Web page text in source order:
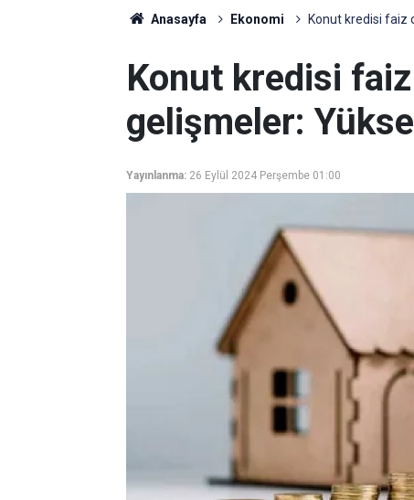
Anasayfa Ekonomi Konut kredisi faiz
Konut kredisi
gelişmeler:
Yayınlanma: 26 Eylül 2024 Perşembe 01:00